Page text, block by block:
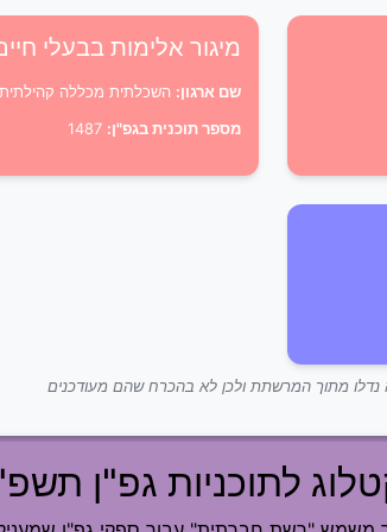
מיגור אלימות בבעלי
שם ארגון: השכלתית מכללה
מספר תוכנית בגפ"ן:
נדלו מתוך המרשתת ולכן לא בהכרח שהם מעודכנים
לתוכניות גפ"ן